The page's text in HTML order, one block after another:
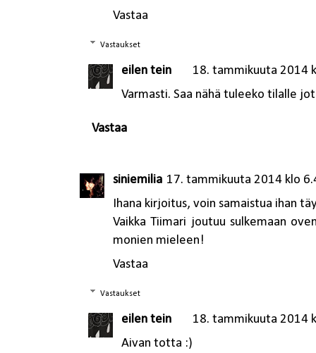
Vastaa
Vastaukset
eilen tein
18. tammikuuta 2014
Varmasti. Saa nähä tuleeko tilalle
Vastaa
siniemilia 17. tammikuuta 2014 klo
Ihana kirjoitus, voin samaistua ihan
Vaikka Tiimari joutuu sulkemaan
monien mieleen!
Vastaa
Vastaukset
eilen tein
18. tammikuuta 2014
Aivan totta :)